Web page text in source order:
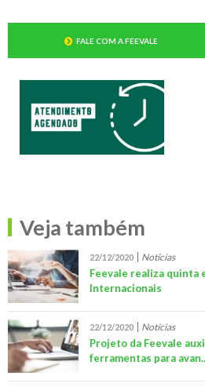
FALE COM A FEEVALE
Veja também
22/12/2020 Notícias
Feevale realiza quinta
Internacionais
22/12/2020 Notícias
Projeto da Feevale
ferramentas para